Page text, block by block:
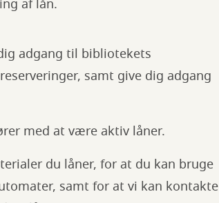
af lån.
adgang til bibliotekets
samt give dig adgang
med at være aktiv låner.
du låner, for at du kan bruge
samt for at vi kan kontakte